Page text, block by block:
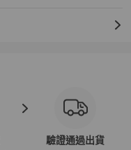
驗證通過出貨